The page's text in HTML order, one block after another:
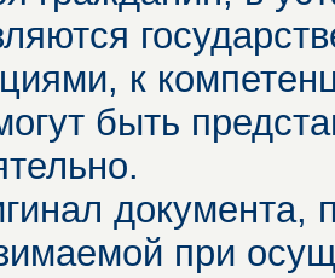
к
быть
документа,
при